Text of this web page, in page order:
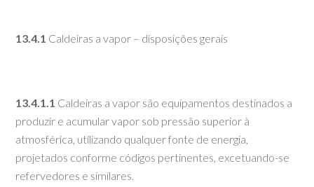
13.4.1 Caldeiras a vapor – disposições gerais
13.4.1.1 Caldeiras a vapor são equipamentos destinados a
produzir e acumular vapor sob pressão superior à
atmosférica, utilizando qualquer fonte de energia,
projetados conforme códigos pertinentes, excetuando-se
refervedores e similares.